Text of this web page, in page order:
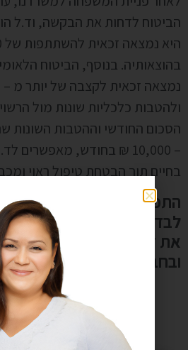
הביטוח לדחות את הבקשה, וד.ל
בהוצאותיה. בנוסף, הביטוח
ולהטבות כלכליות שונות מול
הסכום החודשי וההטבות השונות
– 10,000 ₪ בחודש,
בחיים תוך הבטחת טיפול ראוי
התפקוד שלך או של מי
לבדוק את הזכאות להכרה
את זכויותיך בביטוח הלאומי,
ובחברת הביטוח. צרו איתנו